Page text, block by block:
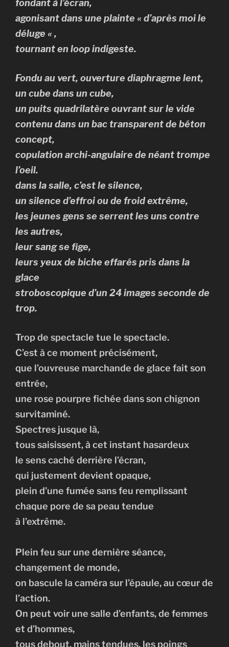
fondant à l’écran,
agonisant dans une plainte « d’après moi le
déluge « ,
tournant en loop indigeste.
Fondu au vert, ouverture diaphragme lent,
un cube dans un cube,
un puits quadrilatère ouvrant sur le vide
contenu dans un bac transparent de béton
concept,
copulation archi-angulaire de néant trompe
l’oeil.
dans la salle, c’est le silence,
un silence d’effroi ou de froid extrême,
les jeunes gens se serrent les uns contre
les autres,
leur sang se fige,
leurs yeux de biche effarés pris dans la
glace
stroboscopique d’un 24 images seconde de
trop.
Trop de spectacle tue le spectacle.
C’est à ce moment précisément,
que l’ouvreuse marchande de glace fait son
entrée,
une rose pourpre fichée dans son chignon
survitaminé.
Spectres jusque là,
tous saisissent, à cet instant hasardeux
le sens caché derrière l’écran,
qui justement devient opaque,
plein d’une fumée sans feu remplissant
chaque pore de sa peau tendue
à l’extrême.
Plein feu sur une dernière séance,
changement de monde,
on bascule la caméra sur l’épaule, au cœur de
l’action.
On peut voir une salle d’enfants, de femmes
et d’hommes,
tous debout, mains tendues, les poings